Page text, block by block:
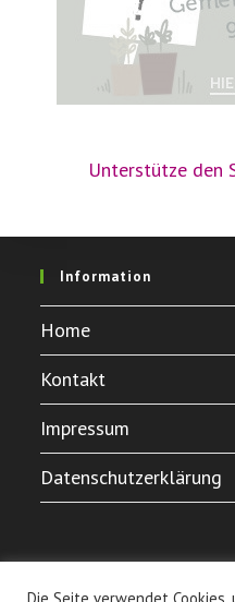
Unterstütze den
Information
Home
Kontakt
Impressum
Datenschutzerklärung